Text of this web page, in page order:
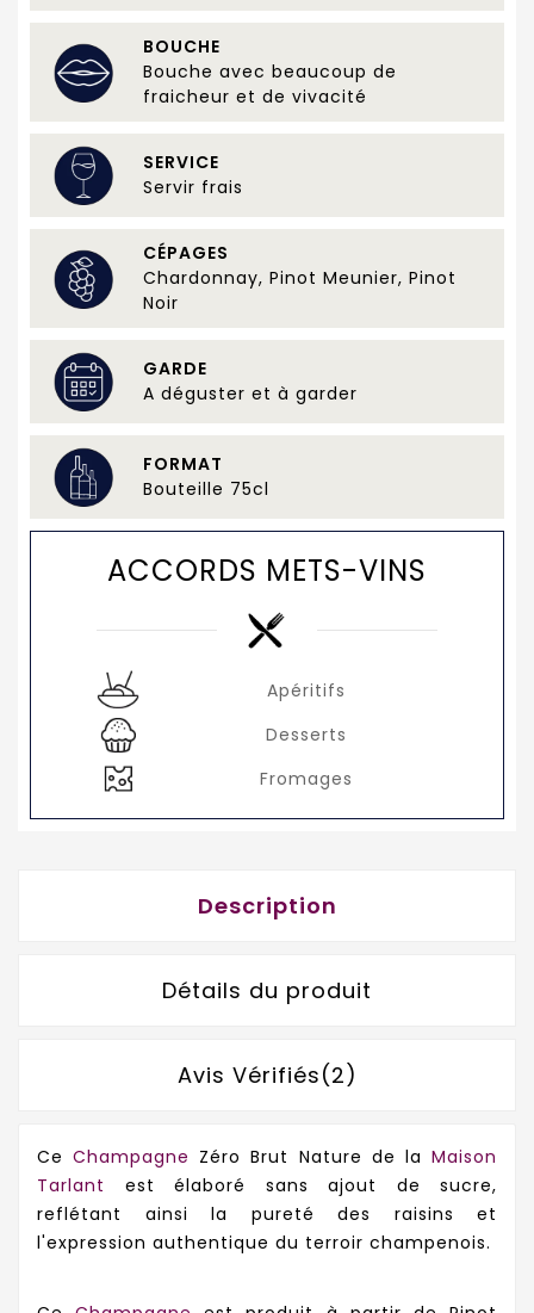
BOUCHE
Bouche avec beaucoup de
fraicheur et de vivacité
SERVICE
Servir frais
CÉPAGES
Chardonnay, Pinot Meunier, Pinot
Noir
GARDE
A déguster et à garder
FORMAT
Bouteille 75cl
ACCORDS METS-VINS
Apéritifs
Desserts
Fromages
Description
Détails du produit
Avis Vérifiés(2)
CeChampagne Zéro Brut Nature de laMaison
Tarlant
est élaboré sans ajout de sucre,
reflétant ainsi la pureté des raisins et
l'expression authentique du terroir champenois.